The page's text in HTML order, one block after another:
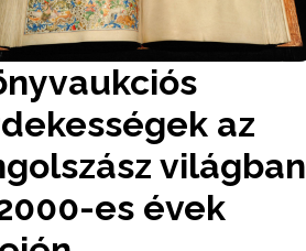
is.
az
világban
es évek